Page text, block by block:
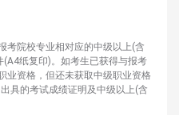
考院校专业相对应的中级以上(含
纸复印)。如考生已获得与报考
业资格，但还未获取中级职业资格
具的考试成绩证明及中级以上(含